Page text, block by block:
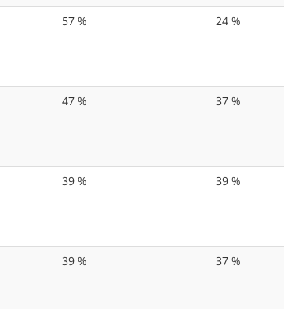
57 % 24 %
47 % 37 %
39 % 39 %
39 % 37 %